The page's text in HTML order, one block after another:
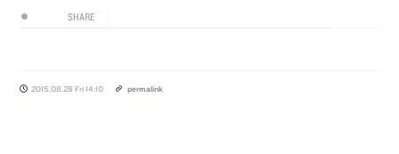
SHARE
2015.08.28 Fri 14:10 permalink